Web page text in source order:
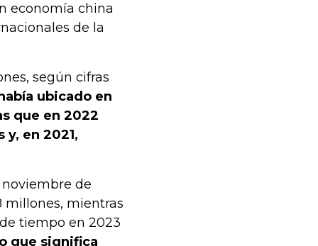
economía china
de la
según cifras
ubicado en
que en 2022
y, en 2021,
de
millones, mientras
tiempo en 2023
que significa